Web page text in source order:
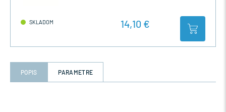
SKLADOM 14,10 €
POPIS PARAMETRE